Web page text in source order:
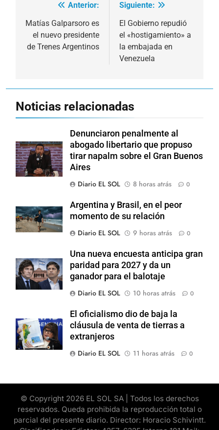
Navegación
de
entradas
Anterior:
Matías Galparsoro es
el nuevo presidente
de Trenes Argentinos
Siguiente:
El Gobierno repudió
el «hostigamiento» a
la embajada en
Venezuela
Noticias relacionadas
Denunciaron penalmente al
abogado libertario que propuso
tirar napalm sobre el Gran Buenos
Aires
Diario EL SOL
8 horas atrás 0
Argentina y Brasil, en el peor
momento de su relación
Diario EL SOL
9 horas atrás 0
Una nueva encuesta anticipa gran
paridad para 2027 y da un
ganador para el balotaje
Diario EL SOL
10 horas atrás 0
El oficialismo dio de baja la
cláusula de venta de tierras a
extranjeros
Diario EL SOL
11 horas atrás 0
© Copyright 2026 EL SOL SA | Todos los derechos
reservados. Queda prohibida la reproducción total o
parcial del presente diario. Director: Horacio Schivintt.